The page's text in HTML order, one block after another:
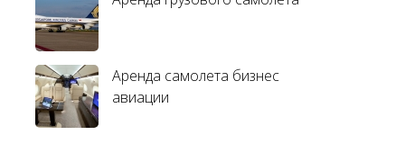
Аренда самолета бизнес
авиации